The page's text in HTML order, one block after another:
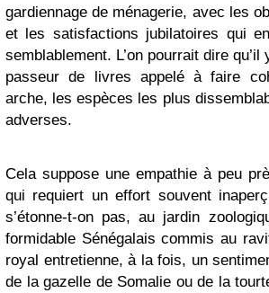
gardiennage de ménagerie, avec les
et les satisfactions jubilatoires qui
semblablement. L’on pourrait dire
passeur de livres appelé à faire
arche, les espèces les plus
adverses.
Cela suppose une empathie à peu
qui requiert un effort souvent
s’étonne-t-on pas, au jardin
formidable Sénégalais commis au
royal entretienne, à la fois, un
de la gazelle de Somalie ou de la